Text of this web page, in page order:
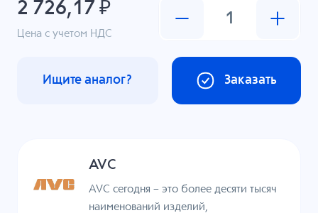
2 726,17 ₽
Цена с учетом НДС
Заказать
Ищите аналог?
AVC
AVC сегодня – это более десяти тысяч
наименований изделий,